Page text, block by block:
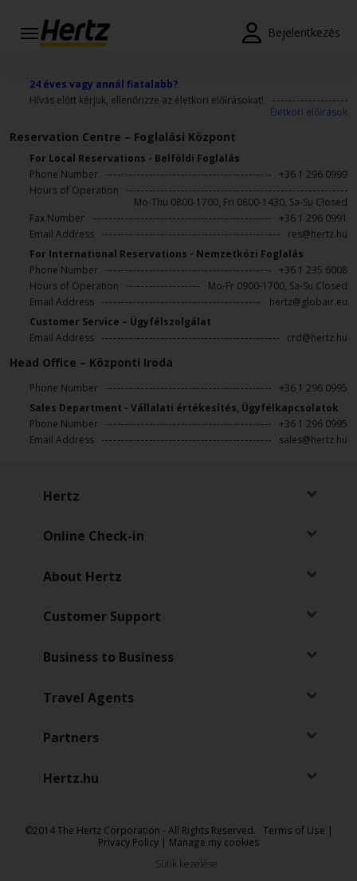
Bejelentkezés
Modify/Cancel
Autókölcsönzési
pontok
Speciális
Gold
Overview
HU/HU
Autó
Autókölcsönzési
pontok
Gold+
Ajánlatok
Bérautó
Szolgáltatások
24 éves vagy annál fiatalabb?
Hívás előtt kérjük, ellenőrizze az életkori előírásokat!
Életkori előírások
Reservation Centre – Foglalási Központ
For Local Reservations - Belföldi Foglalás
Phone Number
+36 1 296 0999
Hours of Operation
Mo-Thu 0800-1700, Fri 0800-1430, Sa-Su Closed
Fax Number
+36 1 296 0991
Email Address
res@hertz.hu
For International Reservations - Nemzetközi Foglalás
Phone Number
+36 1 235 6008
Hours of Operation
Mo-Fr 0900-1700, Sa-Su Closed
Email Address
hertz@globair.eu
Customer Service – Ügyfélszolgálat
Email Address
crd@hertz.hu
Head Office – Központi Iroda
Phone Number
+36 1 296 0995
Sales Department - Vállalati értékesítés, Ügyfélkapcsolatok
Phone Number
+36 1 296 0995
Email Address
sales@hertz.hu
Hertz
Online Check-in
About Hertz
Customer Support
Business to Business
Travel Agents
Partners
Hertz.hu
©​2014 The Hertz Corporation - All Rights Reserved. Terms of Use
Privacy Policy| Manage my cookies
Sütik kezelése